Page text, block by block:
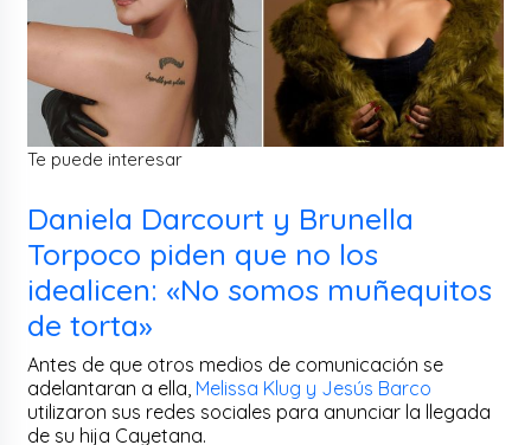
Te puede interesar
Daniela Darcourt y Brunella
Torpoco piden que no los
idealicen: «No somos muñequitos
de torta»
Antes de que otros medios de comunicación se
adelantaran a ella, Melissa Klug y Jesús Barco
utilizaron sus redes sociales para anunciar la llegada
de su hija Cayetana.